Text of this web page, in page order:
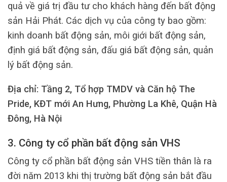
quả về giá trị đầu tư cho khách hàng đến bất động
sản Hải Phát. Các dịch vụ của công ty bao gồm:
kinh doanh bất động sản, môi giới bất động sản,
định giá bất động sản, đấu giá bất động sản, quản
lý bất động sản.
Địa chỉ: Tầng 2, Tổ hợp TMDV và Căn hộ The
Pride, KĐT mới An Hưng, Phường La Khê, Quận Hà
Đông, Hà Nội
3. Công ty cổ phần bất động sản VHS
Công ty cổ phần bất động sản VHS tiền thân là ra
đời năm 2013 khi thị trường bất động sản bắt đầu